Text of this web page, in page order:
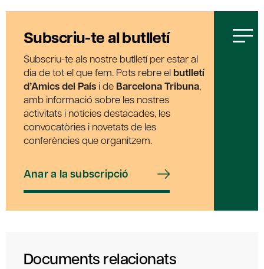
Subscriu-te al butlletí
Subscriu-te als nostre butlletí per estar al
dia de tot el que fem. Pots rebre el butlletí
d’Amics del País i de Barcelona Tribuna,
amb informació sobre les nostres
activitats i notícies destacades, les
convocatòries i novetats de les
conferències que organitzem.
Anar a la subscripció
Documents relacionats